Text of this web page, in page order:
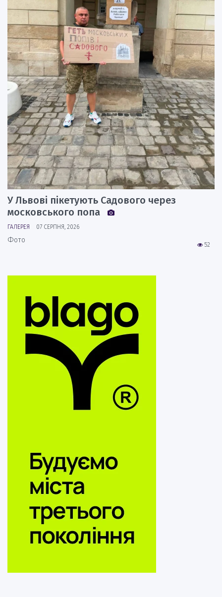
У Львові пікетують Садового через
московського попа
ГАЛЕРЕЯ 07 СЕРПНЯ, 2026
52
Фото